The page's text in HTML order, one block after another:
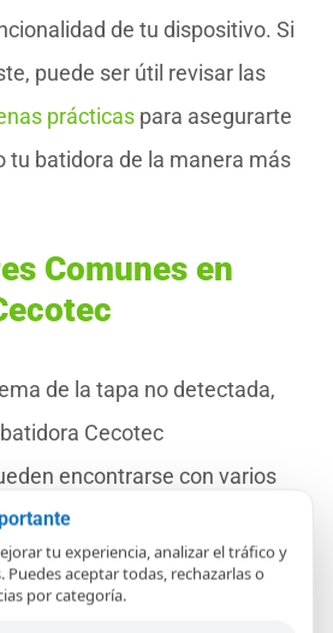
de tu dispositivo. Si
puede ser útil revisar las
prácticas para asegurarte
tu batidora de la manera más
Comunes en
de la tapa no detectada,
Cecotec
encontrarse con varios
pueden dificultar el uso
abordan correctamente,
muchos de ellos tienen
tu experiencia, analizar el tráfico y
aceptar todas, rechazarlas o
por categoría.